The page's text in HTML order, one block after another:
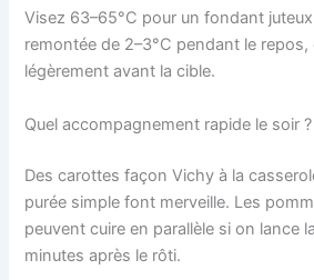
Visez 63–65°C pour un fondant
remontée de 2–3°C pendant le
légèrement avant la cible.
Quel accompagnement rapide le soir ?
Des carottes façon Vichy à la
purée simple font merveille. Les
peuvent cuire en parallèle si on lance
minutes après le rôti.